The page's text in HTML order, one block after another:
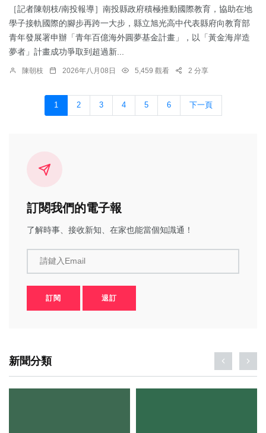
［記者陳朝枝/南投報導］南投縣政府積極推動國際教育，協助在地
學子接軌國際的腳步再跨一大步，縣立旭光高中代表縣府向教育部
青年發展署申辦「青年百億海外圓夢基金計畫」，以「黃金海岸造
夢者」計畫成功爭取到超過新...
陳朝枝 2026年八月08日 5,459 觀看 2 分享
1 2 3 4 5 6 下一頁
訂閱我們的電子報
了解時事、接收新知、在家也能當個知識通！
請鍵入Email
訂閱 退訂
新聞分類